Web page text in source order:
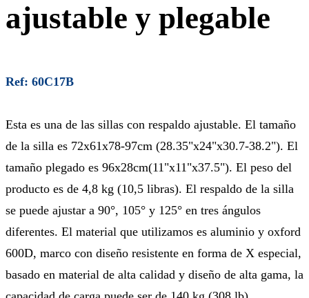
ajustable y plegable
Ref: 60C17B
Esta es una de las sillas con respaldo ajustable. El tamaño
de la silla es 72x61x78-97cm (28.35"x24"x30.7-38.2"). El
tamaño plegado es 96x28cm(11"x11"x37.5"). El peso del
producto es de 4,8 kg (10,5 libras). El respaldo de la silla
se puede ajustar a 90°, 105° y 125° en tres ángulos
diferentes. El material que utilizamos es aluminio y oxford
600D, marco con diseño resistente en forma de X especial,
basado en material de alta calidad y diseño de alta gama, la